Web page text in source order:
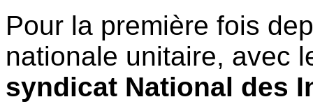
Pour la première fois
nationale unitaire, avec
syndicat National des